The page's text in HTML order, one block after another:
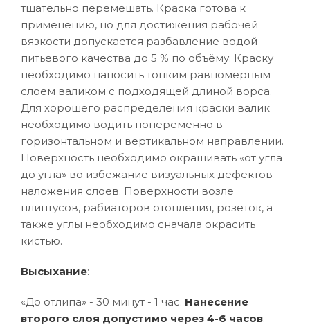
тщательно перемешать. Краска готова к
применению, но для достижения рабочей
вязкости допускается разбавление водой
питьевого качества до 5 % по объёму. Краску
необходимо наносить тонким равномерным
слоем валиком с подходящей длиной ворса.
Для хорошего распределения краски валик
необходимо водить попеременно в
горизонтальном и вертикальном направлении.
Поверхность необходимо окрашивать «от угла
до угла» во избежание визуальных дефектов
наложения слоев. Поверхности возле
плинтусов, рабиаторов отопления, розеток, а
также углы необходимо сначала окрасить
кистью.
Высыхание:
«До отлипа» - 30 минут - 1 час. Нанесение
второго слоя допустимо через 4-6 часов.